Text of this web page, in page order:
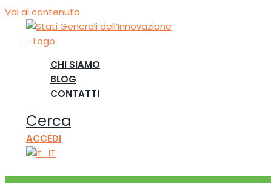
Vai al contenuto
CHI SIAMO
BLOG
CONTATTI
Cerca
ACCEDI